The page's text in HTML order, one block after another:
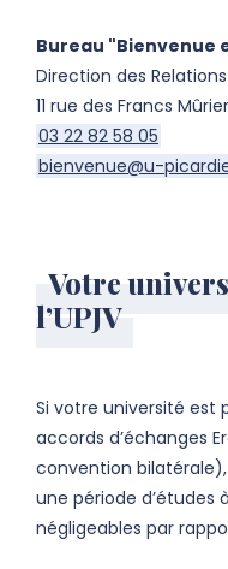
Bureau "Bienvenue
Direction des
11 rue des Francs
03 22 82 58 05
bienvenue@u-
Votre
l’UPJV
Si votre université est
accords d’échanges
convention
une période d’études
négligeables par